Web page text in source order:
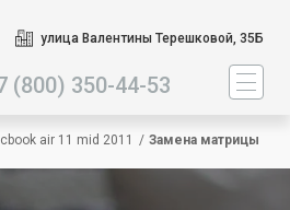
улица Валентины Терешковой, 35Б
(800) 350-44-53
air 11 mid 2011 / Замена матрицы